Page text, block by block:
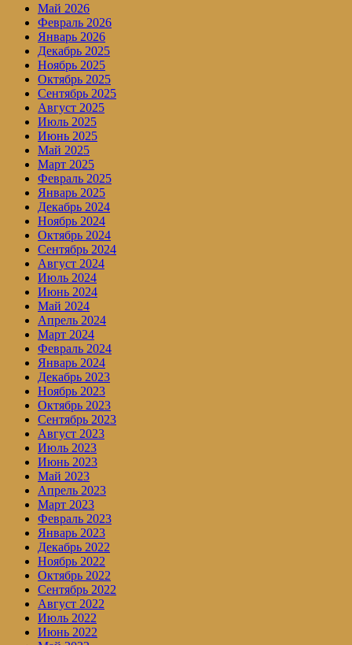
Май 2026
Февраль 2026
Январь 2026
Декабрь 2025
Ноябрь 2025
Октябрь 2025
Сентябрь 2025
Август 2025
Июль 2025
Июнь 2025
Май 2025
Март 2025
Февраль 2025
Январь 2025
Декабрь 2024
Ноябрь 2024
Октябрь 2024
Сентябрь 2024
Август 2024
Июль 2024
Июнь 2024
Май 2024
Апрель 2024
Март 2024
Февраль 2024
Январь 2024
Декабрь 2023
Ноябрь 2023
Октябрь 2023
Сентябрь 2023
Август 2023
Июль 2023
Июнь 2023
Май 2023
Апрель 2023
Март 2023
Февраль 2023
Январь 2023
Декабрь 2022
Ноябрь 2022
Октябрь 2022
Сентябрь 2022
Август 2022
Июль 2022
Июнь 2022